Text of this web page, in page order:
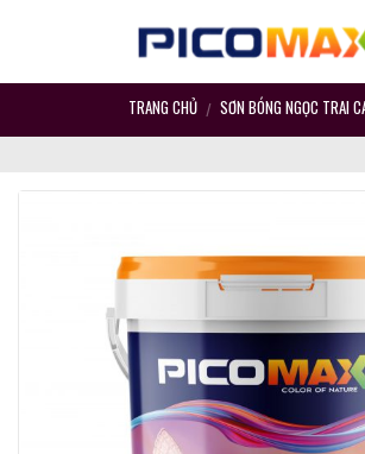
TRANG CHỦ / SƠN BÓNG NGỌC TRAI